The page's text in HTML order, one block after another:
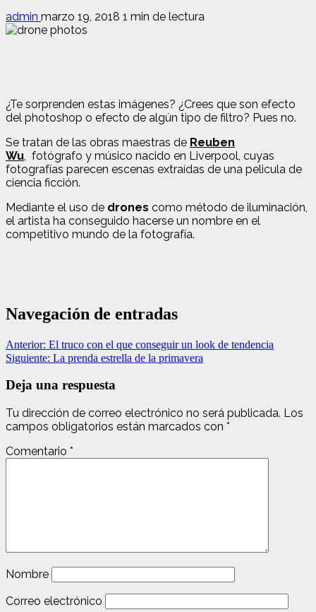
admin marzo 19, 2018 1 min de lectura
¿Te sorprenden estas imágenes? ¿Crees que son efecto
del photoshop o efecto de algún tipo de filtro? Pues no.
Se tratan de las obras maestras de Reuben
Wu, fotógrafo y músico nacido en Liverpool, cuyas
fotografías parecen escenas extraídas de una pelicula de
ciencia ficción.
Mediante el uso de drones como método de iluminación,
el artista ha conseguido hacerse un nombre en el
competitivo mundo de la fotografía.
Navegación de entradas
Anterior: El truco con el que conseguir un look de tendencia
Siguiente: La prenda estrella de la primavera
Deja una respuesta
Tu dirección de correo electrónico no será publicada. Los
campos obligatorios están marcados con *
Comentario *
Nombre
Correo electrónico